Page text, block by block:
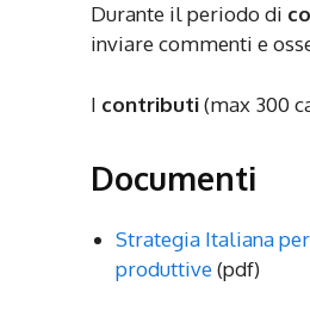
Durante il periodo di
inviare commenti e
I contributi(max 300
Documenti
Strategia Italiana
produttive(pdf)